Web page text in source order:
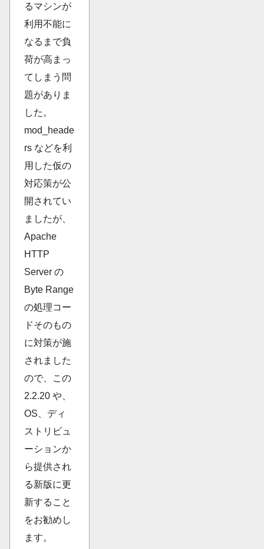
るマシンが
利用不能に
なるまで負
荷が高まっ
てしまう問
題がありま
した。
mod_heade
rs などを利
用した仮の
対応策が公
開されてい
ましたが、
Apache
HTTP
Server の
Byte Range
の処理コー
ドそのもの
に対策が施
されました
ので、この
2.2.20 や、
OS、ディ
ストリビュ
ーションか
ら提供され
る新版に更
新すること
をお勧めし
ます。